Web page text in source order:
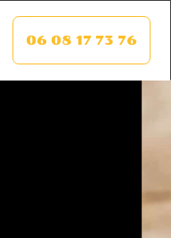
06 08 17 73 76